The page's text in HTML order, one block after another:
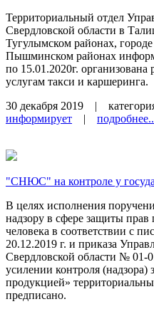
Территориальный отдел
Свердловской области в
Тугулымском районах,
Пышминском районах
по 15.01.2020г.
услугам такси и каршеринга.
30 декабря 2019 |
информирует |
"СНЮС" на контроле у
В целях исполнения
надзору в сфере защиты прав
человека в соответствии с
20.12.2019 г. и приказа
Свердловской области № 01-
усилении контроля (надзора)
продукцией»
предписано.